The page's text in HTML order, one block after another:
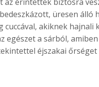
üresen álló
cuccával, akiknek
a sárból,
éjszakai